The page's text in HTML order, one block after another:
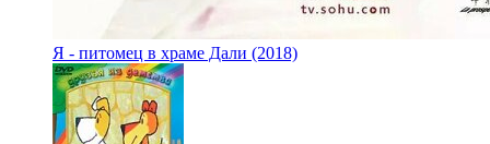
Я - питомец в храме Дали (2018)